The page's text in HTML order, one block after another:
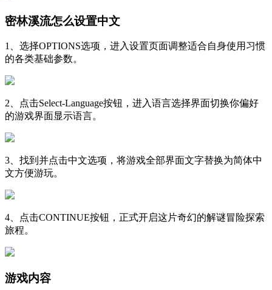
密林溪流怎么设置中文
1、选择OPTIONS选项，进入设置页面调整适合自身使用习惯
的各类基础参数。
2、点击Select-Language按钮，进入语言选择界面切换你偏好
的游戏界面显示语言。
3、找到并点击中文选项，将游戏全部界面文字替换为简体中
文方便游玩。
4、点击CONTINUE按钮，正式开启这片奇幻的解谜冒险探索
旅程。
游戏内容